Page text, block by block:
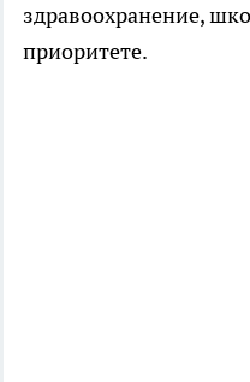
здравоохранение,
приоритете.